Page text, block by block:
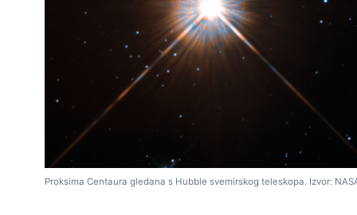
Proksima Centaura gledana s Hubble svemirskog teleskopa. Izvor: